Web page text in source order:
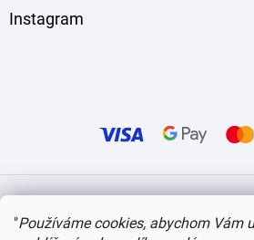
"Používáme cookies, abychom Vám
Instagram